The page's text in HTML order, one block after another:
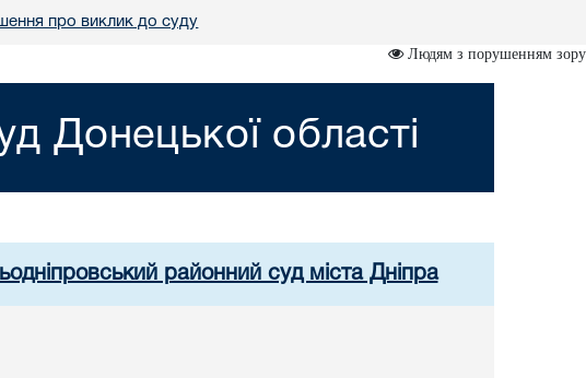
про виклик до суду
Людям з порушенням зору
Донецької області
районний суд міста Дніпра